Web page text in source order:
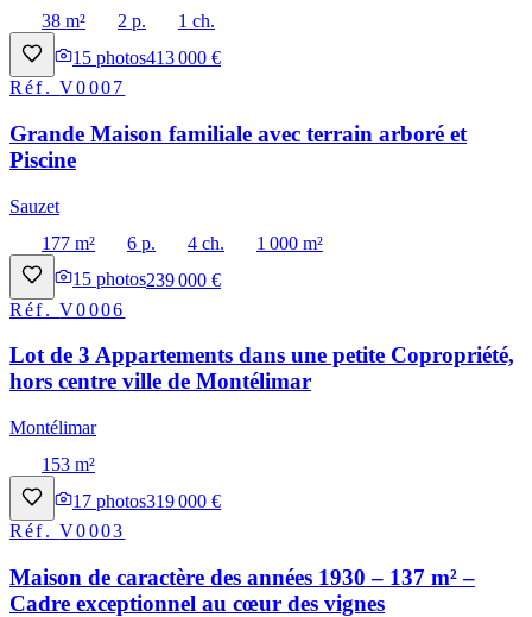
38 m²
2 p.
1 ch.
15 photos413 000 €
Réf.V0007
Grande Maison familiale avec terrain arboré et
Piscine
Sauzet
177 m²
6 p. 4 ch.
1 000 m²
15 photos239 000 €
Réf.V0006
Lot de 3 Appartements dans une petite Copropriété,
hors centre ville de Montélimar
Montélimar
153 m²
17 photos319 000 €
Réf.V0003
Maison de caractère des années 1930 – 137 m² –
Cadre exceptionnel au cœur des vignes